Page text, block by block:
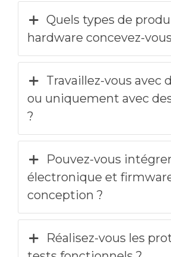
Quels types de
hardware concevez-
Travaillez-vous avec
ou uniquement avec
?
Pouvez-vous
électronique et
conception ?
Réalisez-vous les